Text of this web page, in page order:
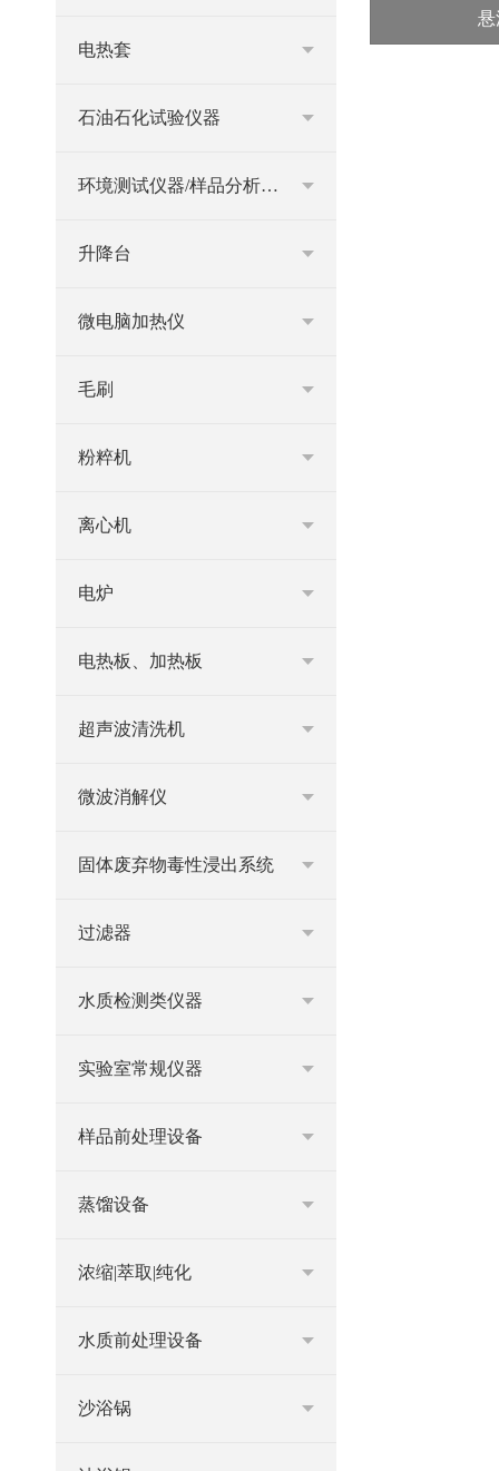
电热套
石油石化试验仪器
环境测试仪器/样品分析仪器
升降台
微电脑加热仪
毛刷
粉粹机
离心机
电炉
电热板、加热板
超声波清洗机
微波消解仪
固体废弃物毒性浸出系统
过滤器
水质检测类仪器
实验室常规仪器
样品前处理设备
蒸馏设备
浓缩|萃取|纯化
水质前处理设备
沙浴锅